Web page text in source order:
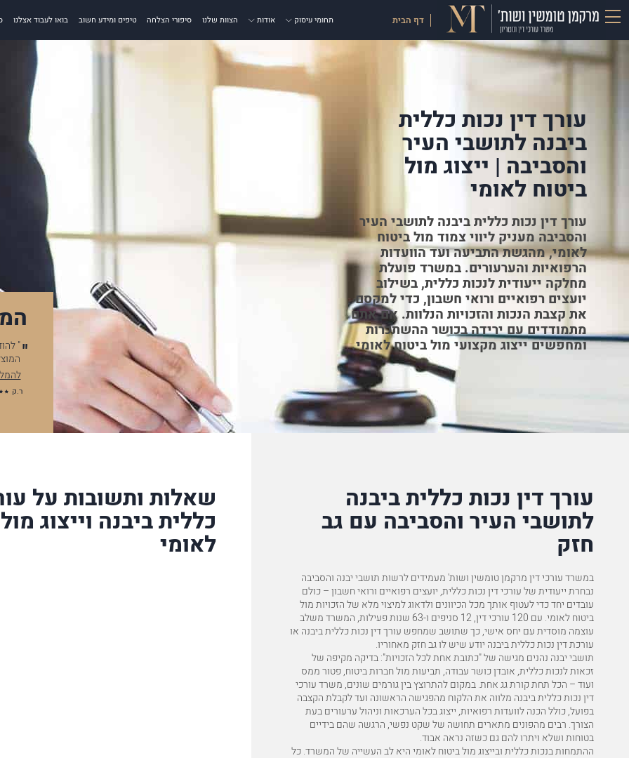
דף הבית תחומי עיסוק אודות הצוות שלנו סיפורי הצלחה טיפים ומידע חשוב בואו לעבוד אצלנו
עורך דין נכות כללית
ביבנה לתושבי העיר
והסביבה | ייצוג מול
ביטוח לאומי
עורך דין נכות כללית ביבנה לתושבי העיר
והסביבה מעניק ליווי צמוד מול ביטוח
לאומי, מהגשת התביעה ועד הוועדות
הרפואיות והערעורים. במשרד פועלת
מחלקה ייעודית לנכות כללית, בשילוב
יועצים רפואיים ורואי חשבון, כדי למקסם
את קצבת הנכות והזכויות הנלוות. אם אתם
מתמודדים עם ירידה בכושר ההשתכרות
ומחפשים ייצוג מקצועי מול ביטוח לאומי.
המקצועי והחתירה להצלחה בתביעה
אזכור לטובה מיוחדת את המשרד "מרקמן את טומשין". יש לי הערכה
עצומה למשרד, ובמיוחד לעו"ד מלכיאל. הילדים בטח היו קוראים…
להמלצה המלאה
א.כ
" להודות לך על סיום
המוצלחת, לווי התיק נסך
להמלצה המלאה
ר.ק
עורך דין נכות כללית ביבנה
לתושבי העיר והסביבה עם גב
חזק
במשרד עורכי דין מרקמן טומשין ושות' מעמידים לרשות תושבי יבנה והסביבה
נבחרת ייעודית של עורכי דין נכות כללית, יועצים רפואיים ורואי חשבון – כולם
עובדים יחד כדי לעטוף אותך מכל הכיוונים ולדאוג למיצוי מלא של הזכויות מול
ביטוח לאומי. עם 120 עורכי דין, 12 סניפים ו-63 שנות פעילות, המשרד משלב
עוצמה מוסדית עם יחס אישי, כך שתושב שמחפש עורך דין נכות כללית ביבנה או
עורכת דין נכות כללית ביבנה יודע שיש לו גב חזק מאחוריו.
תושבי יבנה נהנים מגישה של "כתובת אחת לכל הזכויות": בדיקה מקיפה של
זכאות לנכות כללית, אובדן כושר עבודה, תביעות מול חברות ביטוח, פטור ממס
ועוד – הכל תחת קורת גג אחת. במקום להתרוצץ בין גורמים שונים, משרד עורכי
דין נכות כללית ביבנה מלווה את הלקוח מהפגישה הראשונה ועד לקבלת הקצבה
בפועל, כולל הכנה לוועדות רפואיות, ייצוג בכל הערכאות וניהול ערעורים בעת
הצורך. רבים מהפונים מתארים תחושה של שקט נפשי, הרגשה שהם בידיים
בטוחות ושלא ויתרו להם גם כשזה נראה אבוד.
ההתמחות בנכות כללית ובייצוג מול ביטוח לאומי היא לב העשייה של המשרד. כל
שאלות ותשובות על
כללית ביבנה וייצוג
לאומי